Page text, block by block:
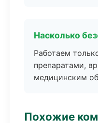
Насколько
Работаем
препаратами,
медицинским
Похожие